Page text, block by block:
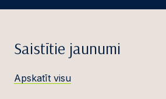
Saistītie jaunumi
Apskatīt visu